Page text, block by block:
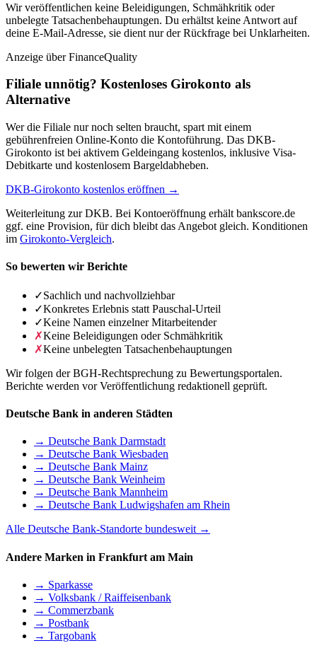
Wir veröffentlichen keine Beleidigungen, Schmähkritik oder
unbelegte Tatsachenbehauptungen. Du erhältst keine Antwort auf
deine E-Mail-Adresse, sie dient nur der Rückfrage bei Unklarheiten.
Anzeige über FinanceQuality
Filiale unnötig? Kostenloses Girokonto als
Alternative
Wer die Filiale nur noch selten braucht, spart mit einem
gebührenfreien Online-Konto die Kontoführung. Das DKB-
Girokonto ist bei aktivem Geldeingang kostenlos, inklusive Visa-
Debitkarte und kostenlosem Bargeldabheben.
DKB-Girokonto kostenlos eröffnen →
Weiterleitung zur DKB. Bei Kontoeröffnung erhält bankscore.de
ggf. eine Provision, für dich bleibt das Angebot gleich. Konditionen
im Girokonto-Vergleich.
So bewerten wir Berichte
✓Sachlich und nachvollziehbar
✓Konkretes Erlebnis statt Pauschal-Urteil
✓Keine Namen einzelner Mitarbeitender
✗Keine Beleidigungen oder Schmähkritik
✗Keine unbelegten Tatsachenbehauptungen
Wir folgen der BGH-Rechtsprechung zu Bewertungsportalen.
Berichte werden vor Veröffentlichung redaktionell geprüft.
Deutsche Bank in anderen Städten
→ Deutsche Bank Darmstadt
→ Deutsche Bank Wiesbaden
→ Deutsche Bank Mainz
→ Deutsche Bank Weinheim
→ Deutsche Bank Mannheim
→ Deutsche Bank Ludwigshafen am Rhein
Alle Deutsche Bank-Standorte bundesweit →
Andere Marken in Frankfurt am Main
→ Sparkasse
→ Volksbank / Raiffeisenbank
→ Commerzbank
→ Postbank
→ Targobank